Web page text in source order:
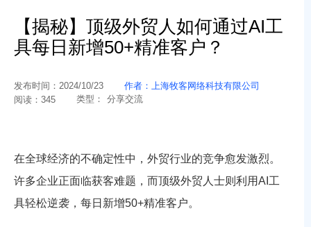
【揭秘】顶级外贸人如何通过AI工
具每日新增50+精准客户？
发布时间： 2024/10/23 作者： 上海牧客网络科技有限公司
阅读： 345 类型： 分享交流
在全球经济的不确定性中，外贸行业的竞争愈发激烈。
许多企业正面临获客难题，而顶级外贸人士则利用AI工
具轻松逆袭，每日新增50+精准客户。